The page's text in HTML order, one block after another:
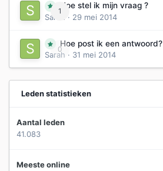
1
Hoe stel ik mijn vraag ?
Sarah
· 29 mei 2014
0
Hoe post ik een antwoord?
Sarah · 31 mei 2014
Leden statistieken
Aantal leden
41.083
Meeste online